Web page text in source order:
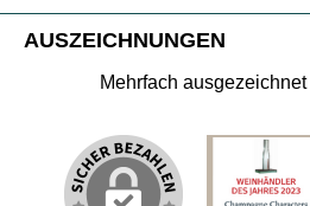
AUSZEICHNUNGEN
Mehrfach